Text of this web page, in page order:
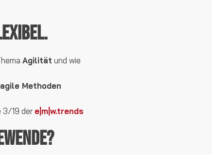
Agilität und wie
Methoden
3/19 der e|m|w.trends